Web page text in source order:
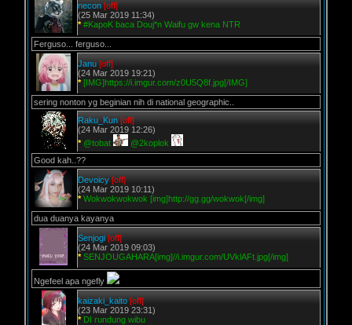
necon [off]
(25 Mar 2019 11:34)
* #KapoK baca Douj*n Waifu gw kena NTR
Ferguso... ferguso...
Janu [off]
(24 Mar 2019 19:21)
* [IMG]https://i.imgur.com/z0U5Q8f.jpg[/IMG]
sering nonton yg beginian nih di national geographic..
Raku_Kun [off]
(24 Mar 2019 12:26)
* @tobat
@2koplok
Good kah..??
Devoicy [off]
(24 Mar 2019 10:11)
* Wokwokwokwok [img]http://gg.gg/wokwok[/img]
dua duanya kayanya
Senjogi [off]
(24 Mar 2019 09:03)
* SENJOUGAHARA[img]//i.imgur.com/UVklAFt.jpg[/img]
Ngefeel apa ngefly
kaizaki_kaito [off]
(23 Mar 2019 23:31)
* DI rundung wibu